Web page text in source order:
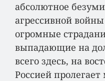
абсолютное
агрессивной
огромные
выпадающие на
всего здесь, на
Россией